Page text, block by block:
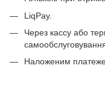
LiqPay.
Через кассу або
Наложеним